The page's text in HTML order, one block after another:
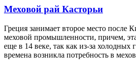
Меховой рай Касторьи
Греция занимает второе место после
меховой промышленности, причем, эта
еще в 14 веке, так как из-за холодных
времена возникла потребность в